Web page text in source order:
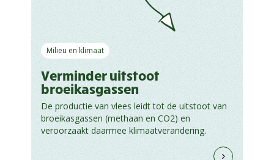
Milieu en klimaat
Verminder uitstoot
broeikasgassen
De productie van vlees leidt tot de uitstoot van
broeikasgassen (methaan en CO2) en
veroorzaakt daarmee klimaatverandering.